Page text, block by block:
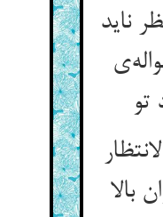
ناید
بالا